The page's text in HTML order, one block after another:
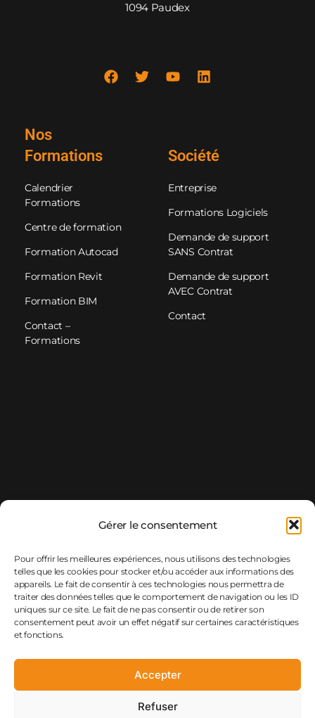
Gérer le consentement
Pour offrir les meilleures expériences, nous utilisons des technologies
telles que les cookies pour stocker et/ou accéder aux informations des
appareils. Le fait de consentir à ces technologies nous permettra de
traiter des données telles que le comportement de navigation ou les ID
uniques sur ce site. Le fait de ne pas consentir ou de retirer son
consentement peut avoir un effet négatif sur certaines caractéristiques
et fonctions.
Accepter
Refuser
1094 Paudex
Nos
Formations
Calendrier
Formations
Centre de formation
Formation Autocad
Formation Revit
Formation BIM
Contact –
Formations
Société
Entreprise
Formations Logiciels
Demande de support
SANS Contrat
Demande de support
AVEC Contrat
Contact
Politique de confidentialité